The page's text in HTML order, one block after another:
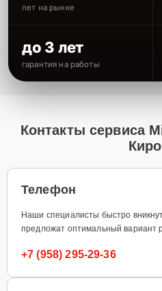
лет на рынке
до 3 лет
гарантия на работы
Контакты сервиса
Телефон
Наши специалисты быстро
предложат оптимальный вариант
+7 (958) 295-29-36